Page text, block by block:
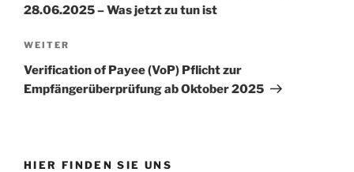
28.06.2025 – Was jetzt zu tun ist
Nächster
Beitrag
WEITER
Verification of Payee (VoP) Pflicht zur
Empfängerüberprüfung ab Oktober 2025
HIER FINDEN SIE UNS